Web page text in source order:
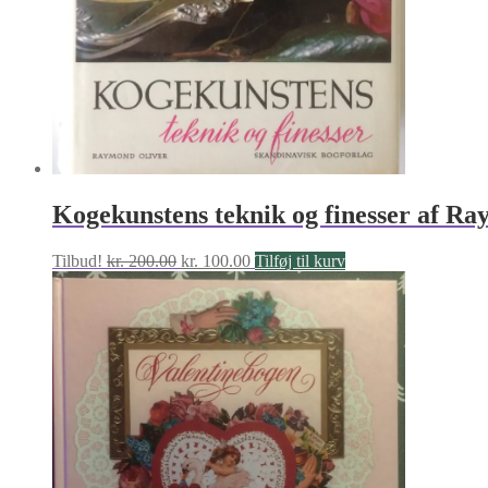
Kogekunstens teknik og finesser af
Tilbud! kr.200.00 Den
oprindelige
pris
var:
kr. 200.00.
kr. 100.00Den
aktuelle
pris
er:
kr. 100.00.
Tilføj til kurv